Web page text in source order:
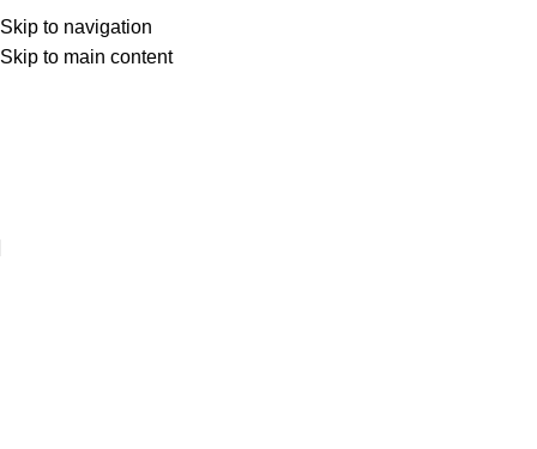
Skip to navigation
Skip to main content